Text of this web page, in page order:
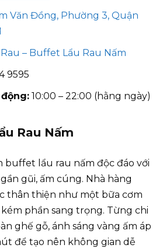
Văn Đồng, Phường 3, Quận
– Buffet Lẩu Rau Nấm
9595
10:00 – 22:00 (hằng ngày)
Rau Nấm
buffet lẩu rau nấm độc đáo với
gũi, ấm cúng. Nhà hàng
thân thiện như một bữa cơm
phần sang trọng. Từng chi
ghế gỗ, ánh sáng vàng ấm áp
để tạo nên không gian dễ